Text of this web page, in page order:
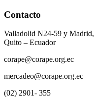
Contacto
Valladolid N24-59 y Madrid,
Quito – Ecuador
corape@corape.org.ec
mercadeo@corape.org.ec
(02) 2901- 355